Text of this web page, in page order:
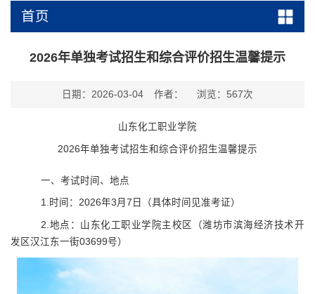
首页
2026年单独考试招生和综合评价招生温馨提示
日期：2026-03-04 作者： 浏览： 567次
山东化工职业学院
2026年单独考试招生和综合评价招生温馨提示
一、考试时间、地点
1.时间： 2026年3月 7 日 （具体时间见准考证）
2.地点：山东化工职业学院主校区（潍坊市滨海经济技术开
发区汉江东一街03699号）